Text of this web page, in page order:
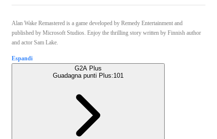
Alan Wake Remastered is a game developed by Remedy Entertainment and
published by Microsoft Studios. Enjoy the thrilling story written by Finnish author
and actor Sam Lake.
Espandi
G2A Plus
Guadagna punti Plus:101